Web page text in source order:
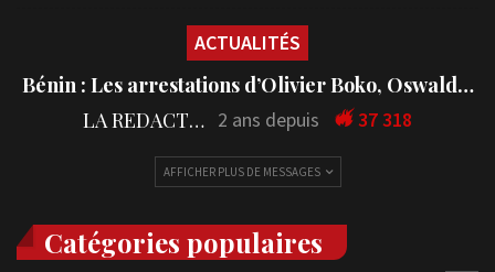
ACTUALITÉS
Bénin : Les arrestations d’Olivier Boko, Oswald…
LA REDACTION 2 ans depuis 37 318
AFFICHER PLUS DE MESSAGES
Catégories populaires